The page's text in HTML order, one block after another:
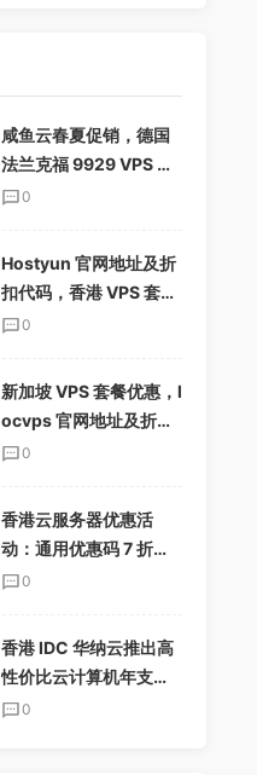
咸鱼云春夏促销，德国
法兰克福 9929 VPS 下
单享 85%折扣，配置翻
0
Hostyun 官网地址及折
扣代码，香港 VPS 套餐
介绍
0
新加坡 VPS 套餐优惠，l
ocvps 官网地址及折扣
码分享
0
香港云服务器优惠活
动：通用优惠码 7 折，
半年付加送一个月，年
0
香港 IDC 华纳云推出高
性价比云计算机年支付
套餐，免实名免备案
0